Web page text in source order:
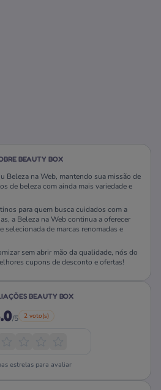
BEAUTY BOX
Beleza na Web, mantendo sua missão de
de beleza com ainda mais variedade e
para quem busca cuidados com a
a Beleza na Web continua a oferecer
selecionada de marcas renomadas e
sem abrir mão da qualidade, nós do
cupons de desconto e ofertas!
BEAUTY BOX
/5 2 voto(s)
estrelas para avaliar